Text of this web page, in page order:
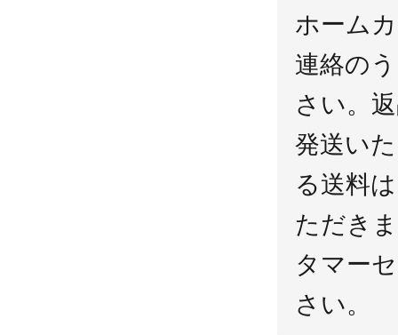
ホーム
連絡の
さい。
発送い
る送料
ただき
タマー
さい。